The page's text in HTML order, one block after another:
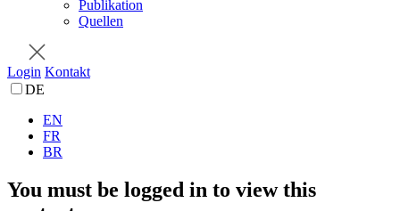
Publikation
Quellen
Login Kontakt
DE
EN
FR
BR
You must be logged in to view this